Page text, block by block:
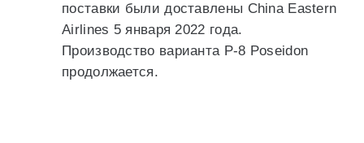
поставки были доставлены China Eastern
Airlines 5 января 2022 года.
Производство варианта P-8 Poseidon
продолжается.